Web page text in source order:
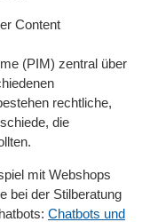
Content
(PIM) zentral über
rechtliche,
die
mit Webshops
bei der Stilberatung
Chatbots und